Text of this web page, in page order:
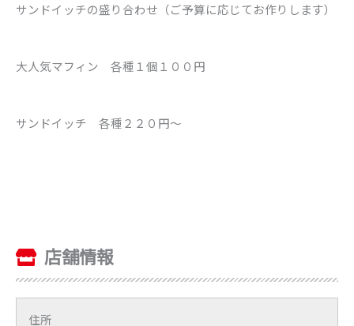
サンドイッチの盛り合わせ（ご予算に応じてお作りします）
大人気マフィン 各種１個１００円
サンドイッチ 各種２２０円～
店舗情報
住所